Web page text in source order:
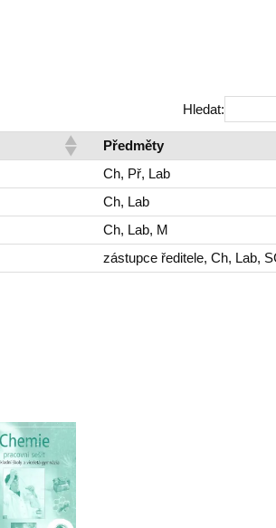
Hledat:
Předměty
Ch, Př, Lab
Ch, Lab
Ch, Lab, M
zástupce ředitele, Ch, Lab,